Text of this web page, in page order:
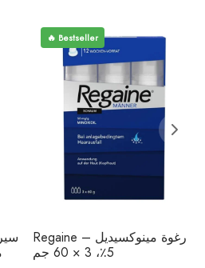
🔥 Bestseller
Regaine – رغوة مينوكسيديل
5٪، 3 × 60 جم